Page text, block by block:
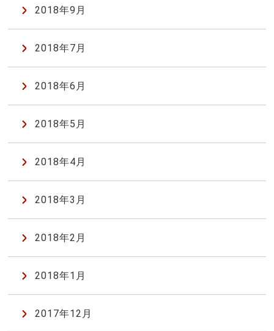
2018年9月
2018年7月
2018年6月
2018年5月
2018年4月
2018年3月
2018年2月
2018年1月
2017年12月